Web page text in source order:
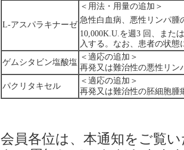
L-アスパラキナーゼ
＜用法・用量の追加＞
急性白血病、悪性リンパ腫
10,000K.U.を週3 回、また
入する。なお、患者の状態
ゲムシタビン塩酸塩
＜適応の追加＞
再発又は難治性の悪性リン
パクリタキセル
＜適応の追加＞
再発又は難治性の胚細胞腫
会員各位は、本通知をご覧